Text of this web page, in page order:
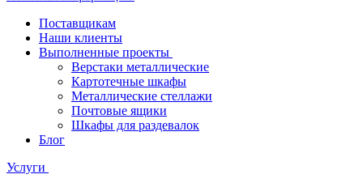
Поставщикам
Наши клиенты
Выполненные проекты
Верстаки металлические
Картотечные шкафы
Металлические стеллажи
Почтовые ящики
Шкафы для раздевалок
Блог
Услуги